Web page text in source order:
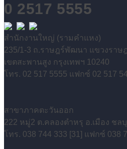
0 2517 5555
สำนักงานใหญ่ (รามคำแหง)
235/1-3 ถ.ราษฎร์พัฒนา แขวงรา
เขตสะพานสูง กรุงเทพฯ 10240
โทร. 02 517 5555 แฟกซ์ 02 517
สาขาภาคตะวันออก
222 หมู่2 ต.คลองตำหรุ อ.เมือง ชล
โทร. 038 744 333 [31] แฟกซ์ 038